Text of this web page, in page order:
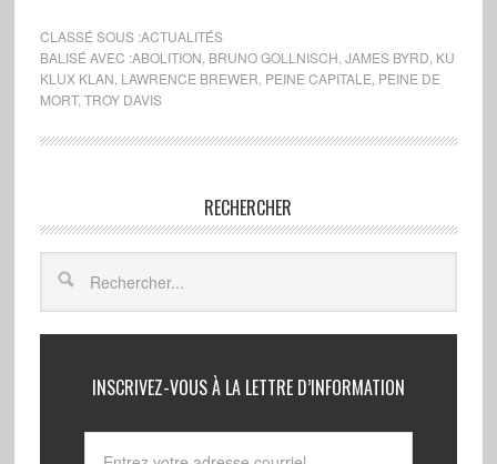
CLASSÉ SOUS :ACTUALITÉS
BALISÉ AVEC :ABOLITION BRUNO GOLLNISCH JAMES BYRD KU
KLUX KLAN LAWRENCE BREWER PEINE CAPITALE PEINE DE
MORT, TROY DAVIS
RECHERCHER
INSCRIVEZ-VOUS À LA LETTRE D’INFORMATION